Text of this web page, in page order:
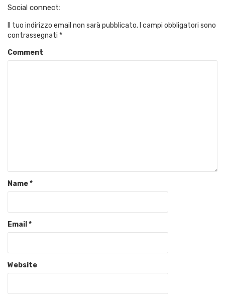
Social connect:
Il tuo indirizzo email non sarà pubblicato. I campi obbligatori sono
contrassegnati *
Comment
Name*
Email *
Website